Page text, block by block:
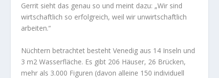
Gerrit sieht das genau so und meint dazu: „Wir sind
wirtschaftlich so erfolgreich, weil wir unwirtschaftlich
arbeiten.“
Nüchtern betrachtet besteht Venedig aus 14 Inseln und
3 m2 Wasserfläche. Es gibt 206 Häuser, 26 Brücken,
mehr als 3.000 Figuren (davon alleine 150 individuell